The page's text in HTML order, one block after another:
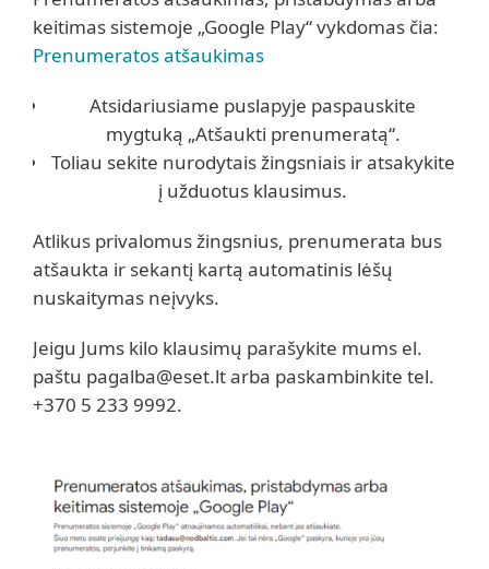
keitimas sistemoje „Google Play“ vykdomas čia:
Prenumeratos atšaukimas
Atsidariusiame puslapyje paspauskite
mygtuką „Atšaukti prenumeratą“.
Toliau sekite nurodytais žingsniais ir atsakykite
į užduotus klausimus.
Atlikus privalomus žingsnius, prenumerata bus
atšaukta ir sekantį kartą automatinis lėšų
nuskaitymas neįvyks.
Jeigu Jums kilo klausimų parašykite mums el.
paštu pagalba@eset.lt arba paskambinkite tel.
+370 5 233 9992.